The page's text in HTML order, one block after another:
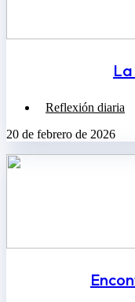
Reflexión diaria
20 de febrero de 2026